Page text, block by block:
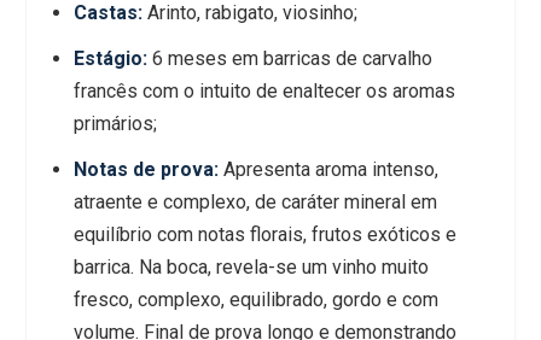
Castas:Arinto, rabigato, viosinho;
Estágio:6 meses em barricas de carvalho
francês com o intuito de enaltecer os aromas
primários;
Notas de prova:Apresenta aroma intenso,
atraente e complexo, de caráter mineral em
equilíbrio com notas florais, frutos exóticos e
barrica. Na boca, revela-se um vinho muito
fresco, complexo, equilibrado, gordo e com
volume. Final de prova longo e demonstrando